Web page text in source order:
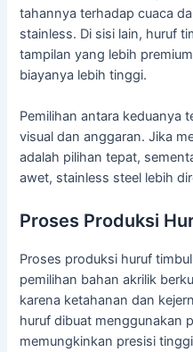
tahannya terhadap cuaca
stainless. Di sisi lain, huruf
tampilan yang lebih
biayanya lebih tinggi.
Pemilihan antara keduanya
visual dan anggaran. Jika
adalah pilihan tepat,
awet, stainless steel lebih
Proses Produksi
Proses produksi huruf
pemilihan bahan akrilik
karena ketahanan dan
huruf dibuat menggunakan
memungkinkan presisi